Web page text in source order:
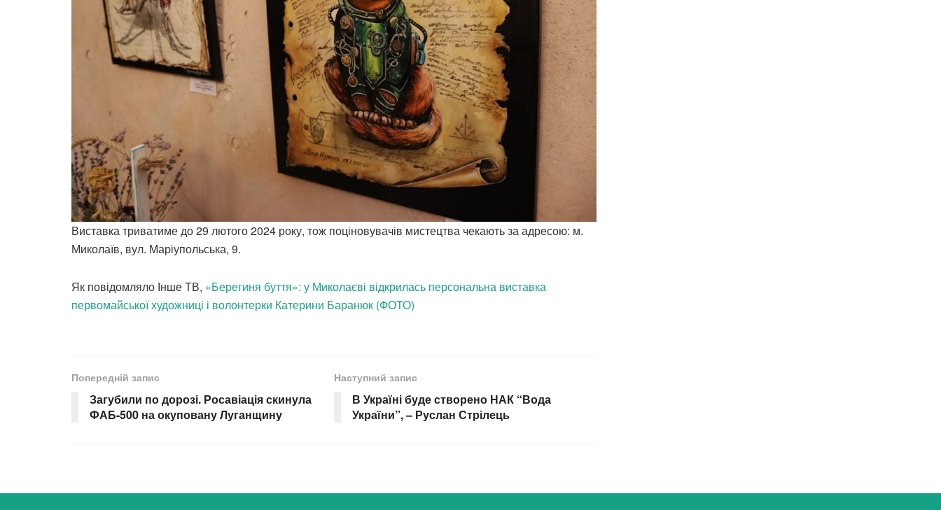
Виставка триватиме до 29 лютого 2024 року, тож поціновувачів мистецтва чекають за адресою: м.
Миколаїв, вул. Маріупольська, 9.
Як повідомляло Інше ТВ, «Берегиня буття»: у Миколаєві відкрилась персональна виставка
первомайської художниці і волонтерки Катерини Баранюк (ФОТО)
Попередній запис
Загубили по дорозі. Росавіація скинула
ФАБ-500 на окуповану Луганщину
Наступний запис
В Україні буде створено НАК “Вода
України”, – Руслан Стрілець